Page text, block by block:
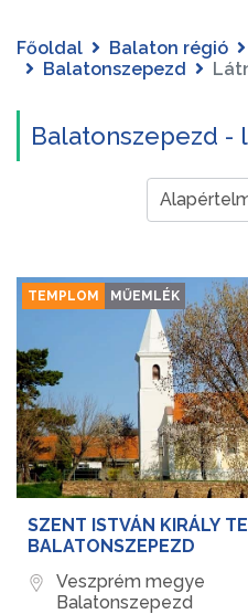
Főoldal Balaton régió
Balatonszepezd
Balatonszepezd -
TEMPLOM MŰEMLÉK
SZENT ISTVÁN KIRÁLY
BALATONSZEPEZD
Veszprém megye
Balatonszepezd